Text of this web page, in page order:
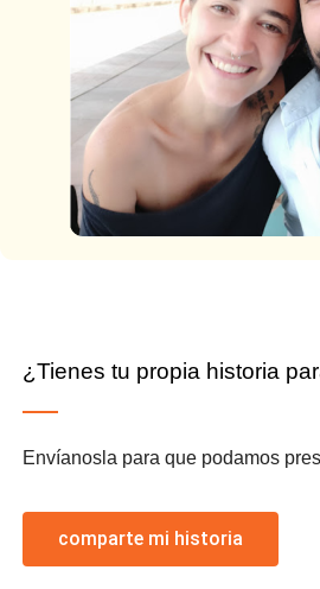
¿Tienes tu propia historia
Envíanosla para que podamos
comparte mi historia